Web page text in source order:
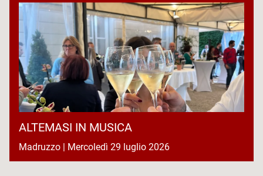
ALTEMASI IN MUSICA
Madruzzo | Mercoledì 29 luglio 2026